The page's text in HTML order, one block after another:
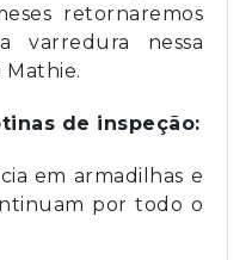
retornaremos
varredura nessa
Mathie.
de inspeção:
em armadilhas e
por todo o